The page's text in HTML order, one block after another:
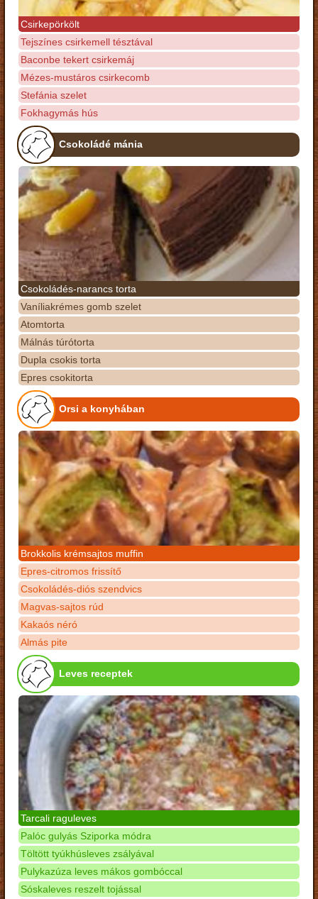
Csirkepörkölt
Tejszínes csirkemell tésztával
Baconbe tekert csirkemáj
Mézes-mustáros csirkecomb
Stefánia szelet
Fokhagymás hús
Csokoládé mánia
Csokoládés-narancs torta
Vaníliakrémes gomb szelet
Atomtorta
Málnás túrótorta
Dupla csokis torta
Epres csokitorta
Orsi a konyhában
Brokkolis krémsajtos muffin
Epres-citromos frissítő
Csokoládés-diós szendvics
Magvas-sajtos rúd
Kakaós néró
Almás pite
Leves receptek
Tarcali raguleves
Palóc gulyás Sziporka módra
Töltött tyúkhúsleves zsályával
Pulykazúza leves mákos gombóccal
Sóskaleves reszelt tojással